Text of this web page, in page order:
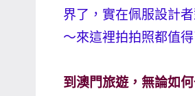
及
持、
界了，實在佩服設計
～來這裡拍拍照都值
到澳門旅遊，無論如